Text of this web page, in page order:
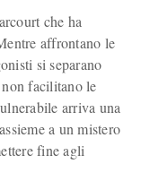
che ha
affrontano le
si separano
facilitano le
arriva una
a un mistero
fine agli